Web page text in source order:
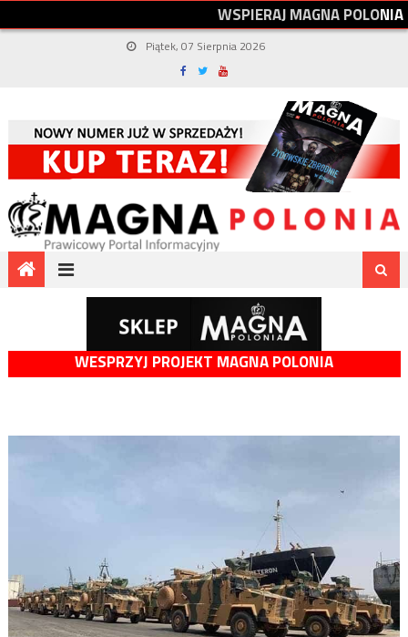
WSPIERAJMAGNAPOLONIA
Piątek, 07 Sierpnia 2026
WESPRZYJ PROJEKT MAGNA POLONIA